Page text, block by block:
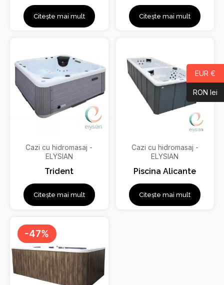
Citește mai mult Citește mai mult
Cazi cu hidromasaj -
ELYSIAN
Trident
Citește mai mult
Cazi cu hidromasaj -
ELYSIAN
Piscina Alicante
Citește mai mult
-47%
inițial
fost:
24.500,00 €.
12.900,00 €.
EUR €
RON lei